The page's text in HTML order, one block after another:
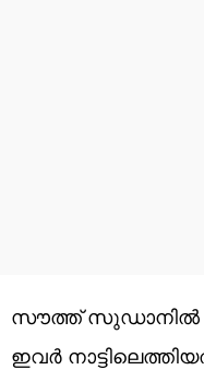
സൗത്ത് സുഡാനിൽ
ഇവർ